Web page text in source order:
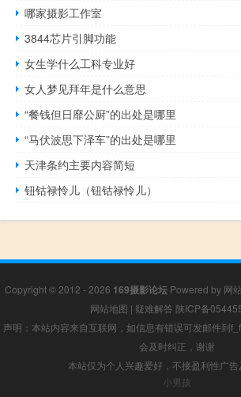
哪家摄影工作室
3844芯片引脚功能
女生学什么工科专业好
女人梦见拜年是什么意思
“餐钱但日靡公厨”的出处是哪里
“马伏波思下泽车”的出处是哪里
天津条约主要内容简短
钮钴禄怜儿（钮钴禄怜儿）
Copyright © 2012 - 2026 169摄影论坛 Powered by 网
网站地图 | 疑难解答 陕ICP备
声明：本站内容来自互联网，如信息有错误可发邮件到
会及时纠正，谢谢
本站仅为个人兴趣爱好，不接盈利性广
小男孩